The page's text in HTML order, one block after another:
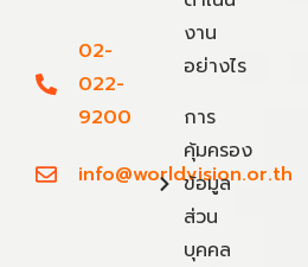
02-
022-
9200
info@worldvision.or.th
งาน
อย่างไร
การ
คุ้มครอง
ข้อมูล
ส่วน
บุคคล